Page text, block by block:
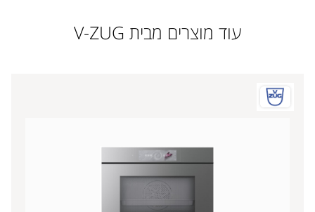
עוד מוצרים מבית V-ZUG